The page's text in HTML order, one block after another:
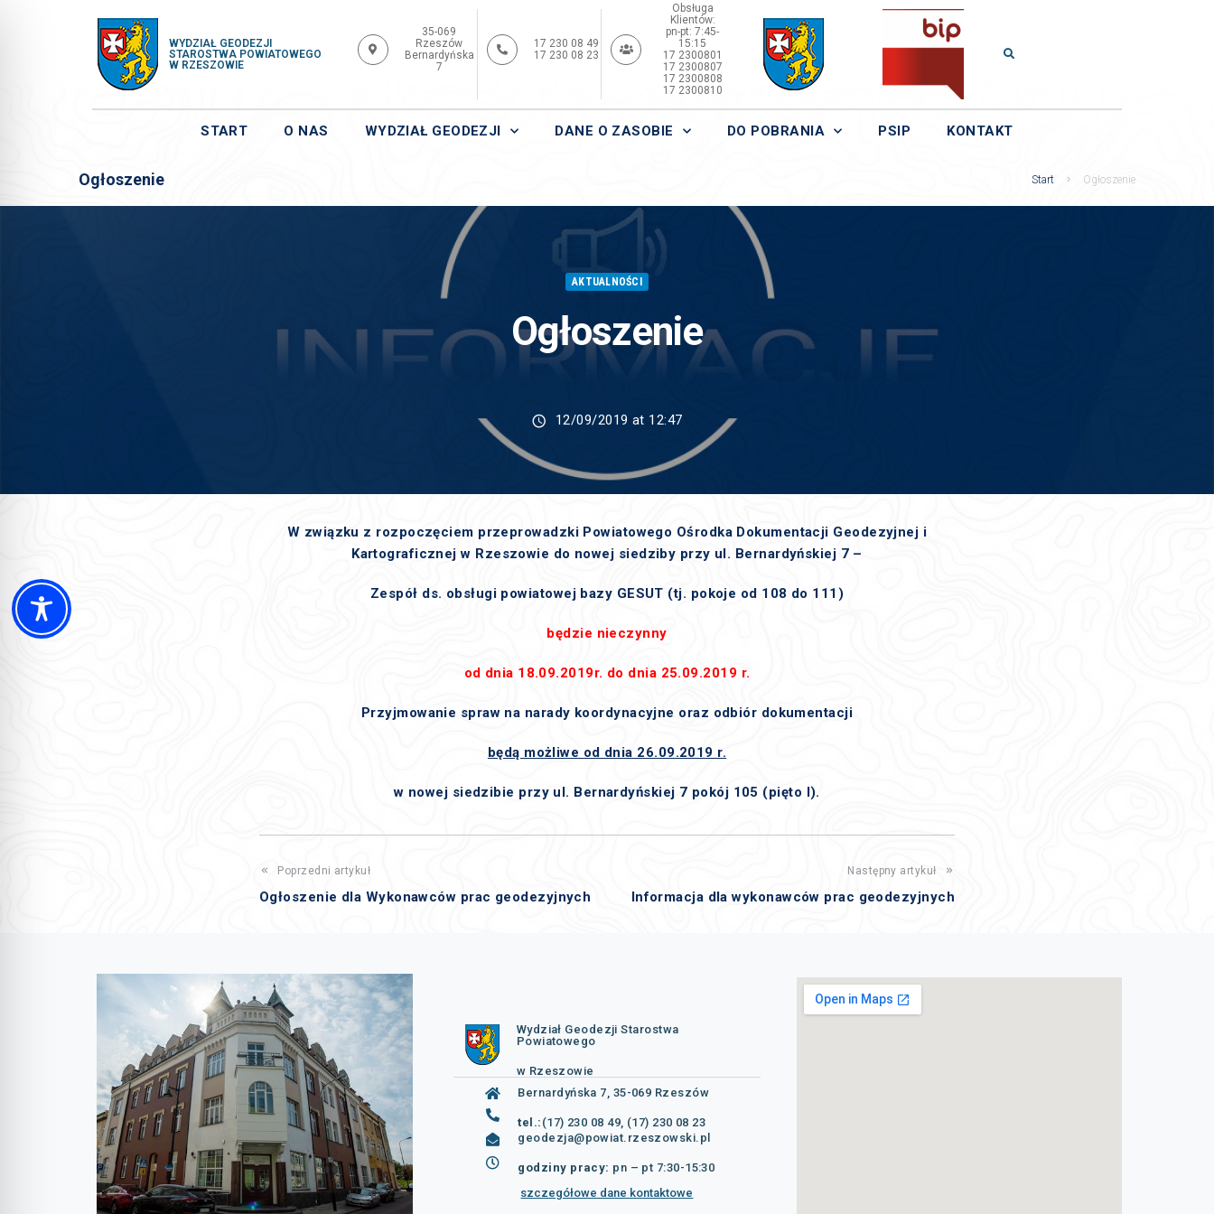
WYDZIAŁ GEODEZJI
STAROSTWA POWIATOWEGO
W RZESZOWIE
35-069
Rzeszów
Bernardyńska
7
17 230 08 49
17 230 08 23
Obsługa
Klientów:
pn-pt: 7:45-
15:15
17 2300801
17 2300807
17 2300808
17 2300810
START O NAS WYDZIAŁ GEODEZJI DANE O ZASOBIE DO POBRANIA PSIP KONTAKT
Ogłoszenie Start Ogłoszenie
AKTUALNOŚCI
Ogłoszenie
12/09/2019 at 12:47
W związku z rozpoczęciem przeprowadzki Powiatowego Ośrodka Dokumentacji Geodezyjnej i
Kartograficznej w Rzeszowie do nowej siedziby przy ul. Bernardyńskiej 7 –
Zespół ds. obsługi powiatowej bazy GESUT (tj. pokoje od 108 do 111)
będzie nieczynny
od dnia 18.09.2019r. do dnia 25.09.2019 r.
Przyjmowanie spraw na narady koordynacyjne oraz odbiór dokumentacji
będą możliwe od dnia 26.09.2019 r.
w nowej siedzibie przy ul. Bernardyńskiej 7 pokój 105 (pięto I).
Poprzedni artykuł
Ogłoszenie dla Wykonawców prac geodezyjnych
Następny artykuł
Informacja dla wykonawców prac geodezyjnych
Wydział Geodezji Starostwa
Powiatowego
w Rzeszowie
Bernardyńska 7, 35-069 Rzeszów
tel.: (17) 230 08 49, (17) 230 08 23
geodezja@powiat.rzeszowski.pl
godziny pracy: pn – pt 7:30-15:30
szczegółowe dane kontaktowe